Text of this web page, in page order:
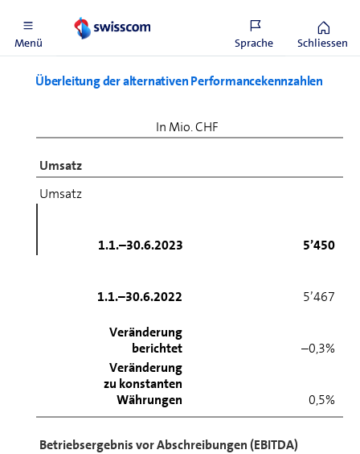
Menü Sprache Schliessen
Überleitung der alternativen Performancekennzahlen
In Mio. CHF
Umsatz
Umsatz
1.1.–30.6.2023 5’450
1.1.–30.6.2022 5’467
Veränderung
berichtet
–0,3%
Veränderung
zu konstanten
Währungen
0,5%
Betriebsergebnis vor Abschreibungen (EBITDA)